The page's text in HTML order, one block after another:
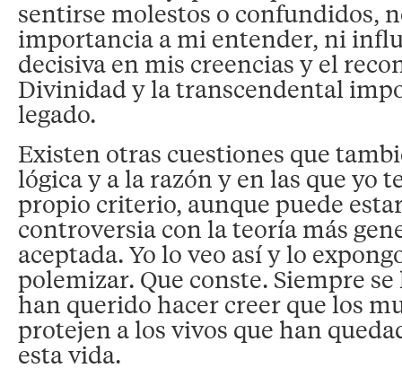
sentirse molestos o confundidos,
importancia a mi entender, ni
decisiva en mis creencias y el
Divinidad y la transcendental
legado.
Existen otras cuestiones que
lógica y a la razón y en las que yo
propio criterio, aunque puede
controversia con la teoría más
aceptada. Yo lo veo así y lo
polemizar. Que conste. Siempre
han querido hacer creer que los
protejen a los vivos que han
esta vida.